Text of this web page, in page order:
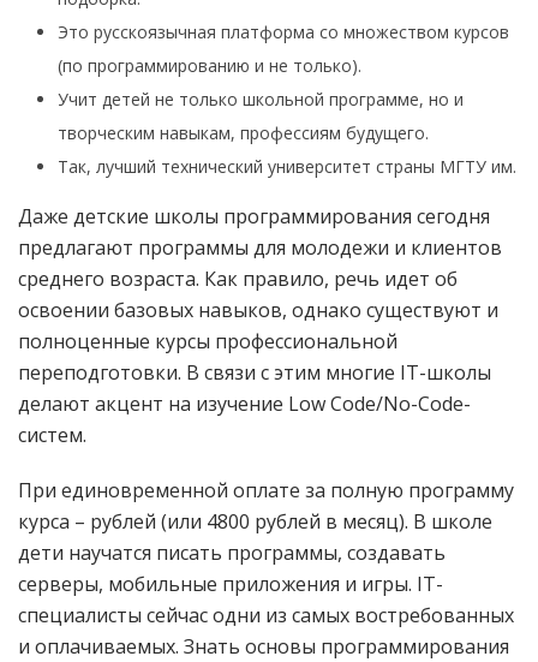
Это русскоязычная платформа со множеством курсов
(по программированию и не только).
Учит детей не только школьной программе, но и
творческим навыкам, профессиям будущего.
Так, лучший технический университет страны МГТУ им.
Даже детские школы программирования сегодня
предлагают программы для молодежи и клиентов
среднего возраста. Как правило, речь идет об
освоении базовых навыков, однако существуют и
полноценные курсы профессиональной
переподготовки. В связи с этим многие IT-школы
делают акцент на изучение Low Code/No-Code-
систем.
При единовременной оплате за полную программу
курса – рублей (или 4800 рублей в месяц). В школе
дети научатся писать программы, создавать
серверы, мобильные приложения и игры. IT-
специалисты сейчас одни из самых востребованных
и оплачиваемых. Знать основы программирования